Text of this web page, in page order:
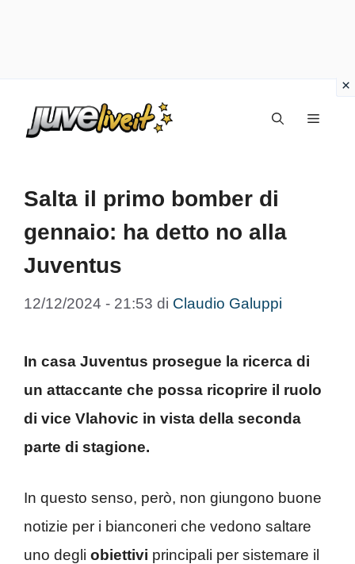
Menu
Salta il primo bomber di
gennaio: ha detto no alla
Juventus
12/12/2024 - 21:53 di Claudio Galuppi
In casa Juventus prosegue la ricerca di
un attaccante che possa ricoprire il ruolo
di vice Vlahovic in vista della seconda
parte di stagione.
In questo senso, però, non giungono buone
notizie per i bianconeri che vedono saltare
uno degli obiettivi principali per sistemare il